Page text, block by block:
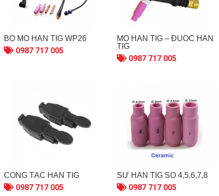
BỘ MỎ HÀN TIG WP26
0987 717 005
MỎ HÀN TIG – ĐUỐC HÀN
TIG
0987 717 005
CÔNG TẮC HÀN TIG
0987 717 005
SỨ HÀN TIG SỐ 4,5,6,7,8
0987 717 005